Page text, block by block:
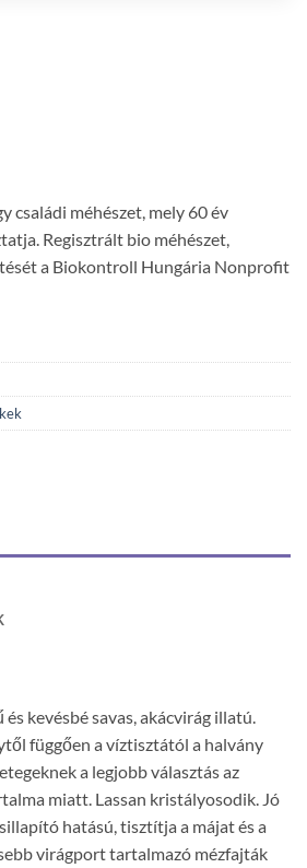
családi méhészet, mely 60 év
Regisztrált bio méhészet,
a Biokontroll Hungária Nonprofit
kevésbé savas, akácvirág illatú.
függően a víztisztától a halvány
a legjobb választás az
miatt. Lassan kristályosodik. Jó
hatású, tisztítja a májat és a
virágport tartalmazó mézfajták